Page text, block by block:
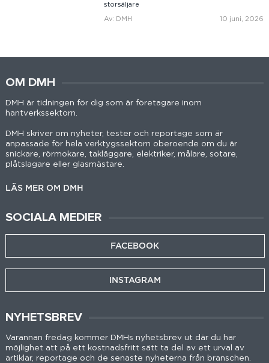
storsäljare
Av: DMH 10 juni, 2026
OM DMH
DMH är tidningen för dig som är företagare inom
hantverkssektorn.
DMH skriver om nyheter, tester och reportage som är
anpassade för hela verktygssektorn oberoende om du är
snickare, rörmokare, takläggare, elektriker, målare, sotare,
plåtslagare eller glasmästare.
LÄS MER OM DMH
SOCIALA MEDIER
FACEBOOK
INSTAGRAM
NYHETSBREV
Varannan fredag kommer DMHs nyhetsbrev ut där du har
möjlighet att på ett kostnadsfritt sätt ta del av ett urval av
artiklar, reportage och de senaste nyheterna från branschen.